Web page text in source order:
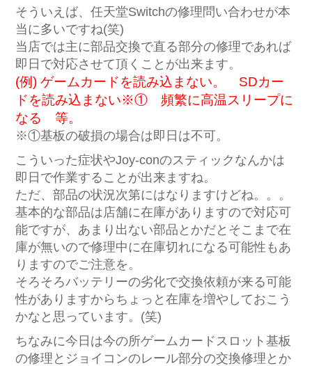
そういえば、任天堂Switchの修理問い合わせが本
当に多いですね(笑)
当店では主に部品交換で直る部分の修理であれば
即日で対応させて頂くことが出来ます。
(例) ゲームカードを読み込まない。 SDカー
ドを読み込まない※① 頻繁に高温スリープに
なる 等。
※①基板の破損の場合は即日は不可。
こういった症状やJoy-conのスティックなんかは
即日で作業することが出来ますね。
ただ、部品の状況次第にはなりますけどね。。。
基本的な部品は店舗に在庫がありますので対応可
能ですが、あまり出ない部品とかだとそこまで在
庫が無いので修理中に在庫切れになる可能性もあ
りますのでご注意を。
そろそろバッテリーの劣化で交換依頼が来る可能
性がありますからちょっと在庫を増やしておこう
かなと思っています。(笑)
ちなみに今日は今の所ゲームカードスロット基板
の修理とジョイコンのレール部分の交換修理とか